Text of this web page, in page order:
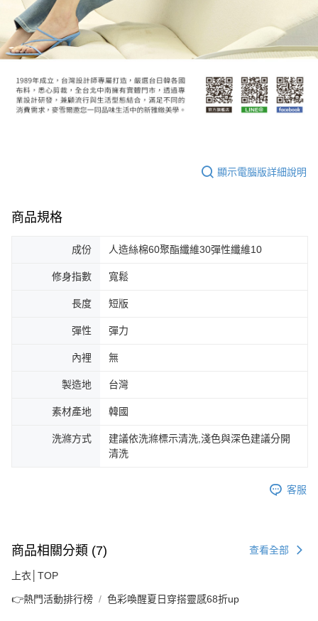
顯示電腦版詳細說明
商品規格
成份 人造絲棉60聚酯纖維30彈性纖維10
修身指數 寬鬆
長度 短版
彈性 彈力
內裡 無
製造地 台灣
素材產地 韓國
洗滌方式
建議依洗滌標示清洗,淺色與深色建議分開
清洗
客服
商品相關分類 (7) 查看全部
上衣│TOP
👉熱門活動排行榜 色彩喚醒夏日穿搭靈感68折up